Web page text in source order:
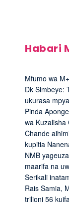
Habari
Mfumo wa
Dk Simbeye:
ukurasa
Pinda
wa Kuzalisha
Chande
kupitia
NMB
maarifa na
Serikali
Rais Samia,
trilioni 56